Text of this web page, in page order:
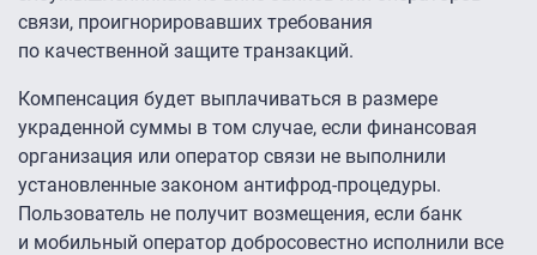
связи, проигнорировавших требования
по качественной защите транзакций.
Компенсация будет выплачиваться в размере
украденной суммы в том случае, если финансовая
организация или оператор связи не выполнили
установленные законом антифрод-процедуры.
Пользователь не получит возмещения, если банк
и мобильный оператор добросовестно исполнили все